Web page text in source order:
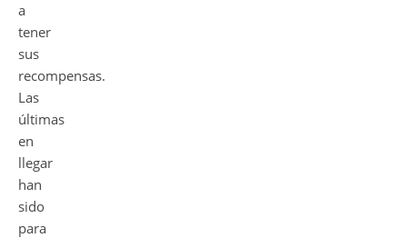
a
tener
sus
recompensas.
Las
últimas
en
llegar
han
sido
para